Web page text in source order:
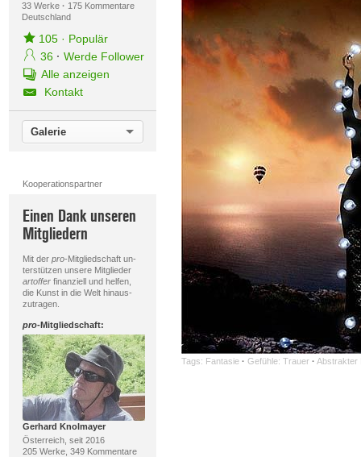
33 Werke · 175 Kommentare
Deutschland
105· Populär
36 · Werde Follower
Alle anzeigen
Kontakt
Galerie
Kooperationspartner
Einen Dank unseren
Mitgliedern
Mit der pro-Mitgliedschaft un-
terstützen unsere Mitglieder
artofferfinanziell und helfen,
die Kunst in die Welt hinaus-
zutragen.
pro-Mitgliedschaft:
Gerhard Knolmayer
Österreich, seit 2016
205 Werke, 349 Kommentare
Tags: Fantasie · Gefühle: Trauer · Abstrakter